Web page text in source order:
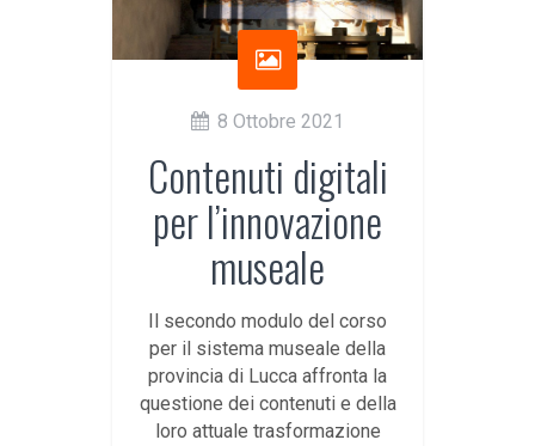
8 Ottobre 2021
Contenuti digitali
per l’innovazione
museale
Il secondo modulo del corso
per il sistema museale della
provincia di Lucca affronta la
questione dei contenuti e della
loro attuale trasformazione